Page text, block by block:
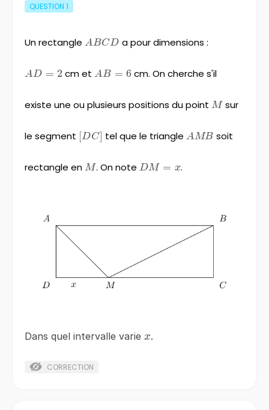
QUESTION 1
Un rectangle ABCD
ABCD a pour dimensions :
AD=2
AD = 2 cm et AB=6
AB = 6cm. On cherche s'il
existe une ou plusieurs positions du point M
Msur
le segment \left[DC\right]
[DC] tel que le triangle AMB
AMB soit
rectangle enM
M. On note DM=x
DM = x.
Dans quel intervalle varie x
x.
CORRECTION